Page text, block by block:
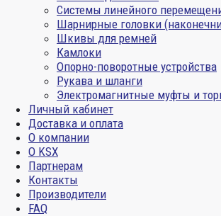
Системы линейного
Шарнирные головки
Шкивы для ремней
Камлоки
Опорно-поворотные устройства
Рукава и шланги
Электромагнитные муфты и
Личный кабинет
Доставка и оплата
О компании
О KSX
Партнерам
Контакты
Производители
FAQ